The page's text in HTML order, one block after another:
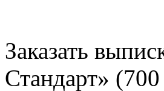
Заказать
Стандарт»